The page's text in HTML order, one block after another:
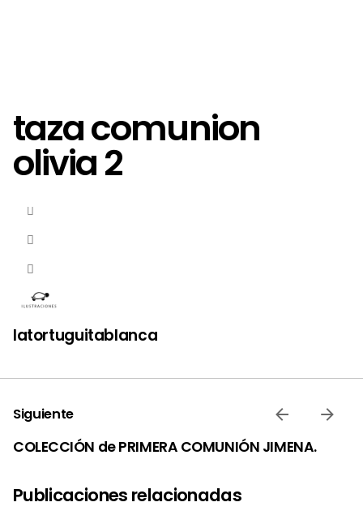
taza comunion
olivia 2
latortuguitablanca
Siguiente
COLECCIÓN de PRIMERA COMUNIÓN JIMENA.
Publicaciones relacionadas